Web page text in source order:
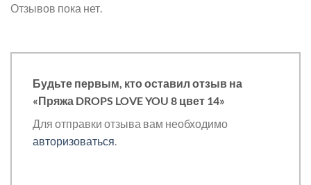
Отзывов пока нет.
Будьте первым, кто оставил отзыв на
«Пряжа DROPS LOVE YOU 8 цвет 14»
Для отправки отзыва вам необходимо
авторизоваться